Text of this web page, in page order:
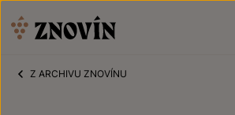
Z ARCHIVU ZNOVÍNU